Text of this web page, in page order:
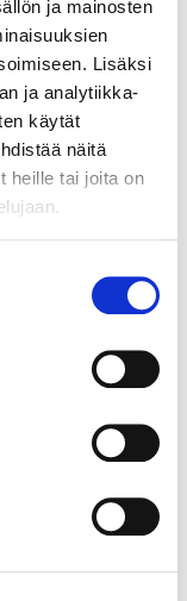
ja mainosten
Lisäksi
ja analytiikka-
käytät
näitä
heille tai joita on
on
Itämereen.